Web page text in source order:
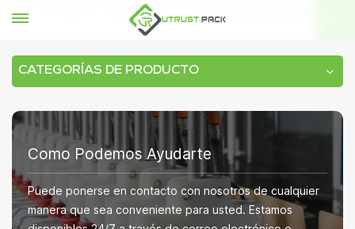
máquina tapadora de tapa blanda a presión
CATEGORÍAS DE PRODUCTO
Como Podemos Ayudarte
Puede ponerse en contacto con nosotros de cualquier
manera que sea conveniente para usted. Estamos